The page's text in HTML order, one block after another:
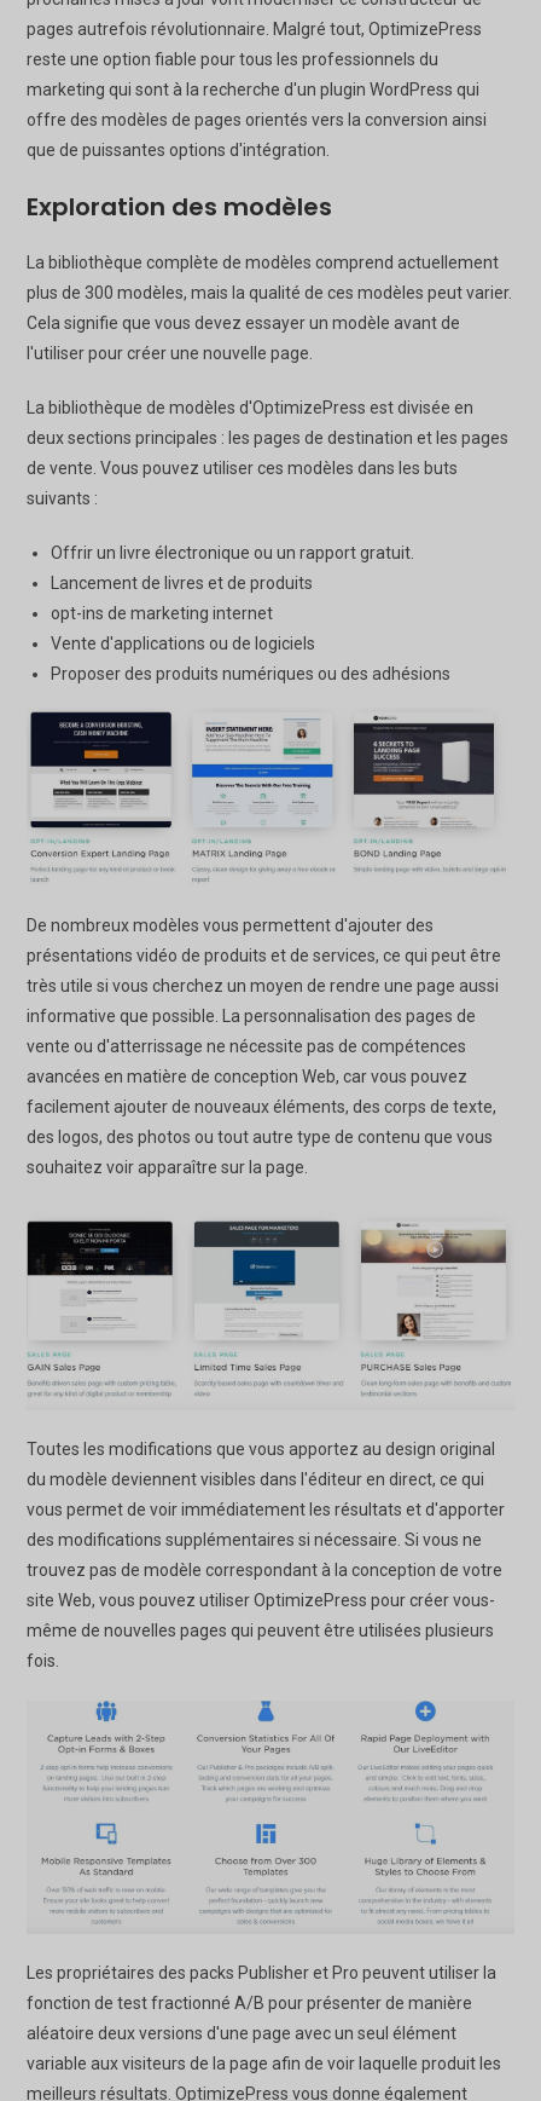
pages autrefois révolutionnaire. Malgré tout, OptimizePress
reste une option fiable pour tous les professionnels du
marketing qui sont à la recherche d'un plugin WordPress qui
offre des modèles de pages orientés vers la conversion ainsi
que de puissantes options d'intégration.
Exploration des modèles
La bibliothèque complète de modèles comprend actuellement
plus de 300 modèles, mais la qualité de ces modèles peut varier.
Cela signifie que vous devez essayer un modèle avant de
l'utiliser pour créer une nouvelle page.
La bibliothèque de modèles d'OptimizePress est divisée en
deux sections principales : les pages de destination et les pages
de vente. Vous pouvez utiliser ces modèles dans les buts
suivants :
Offrir un livre électronique ou un rapport gratuit.
Lancement de livres et de produits
opt-ins de marketing internet
Vente d'applications ou de logiciels
Proposer des produits numériques ou des adhésions
De nombreux modèles vous permettent d'ajouter des
présentations vidéo de produits et de services, ce qui peut être
très utile si vous cherchez un moyen de rendre une page aussi
informative que possible. La personnalisation des pages de
vente ou d'atterrissage ne nécessite pas de compétences
avancées en matière de conception Web, car vous pouvez
facilement ajouter de nouveaux éléments, des corps de texte,
des logos, des photos ou tout autre type de contenu que vous
souhaitez voir apparaître sur la page.
Toutes les modifications que vous apportez au design original
du modèle deviennent visibles dans l'éditeur en direct, ce qui
vous permet de voir immédiatement les résultats et d'apporter
des modifications supplémentaires si nécessaire. Si vous ne
trouvez pas de modèle correspondant à la conception de votre
site Web, vous pouvez utiliser OptimizePress pour créer vous-
même de nouvelles pages qui peuvent être utilisées plusieurs
fois.
Les propriétaires des packs Publisher et Pro peuvent utiliser la
fonction de test fractionné A/B pour présenter de manière
aléatoire deux versions d'une page avec un seul élément
variable aux visiteurs de la page afin de voir laquelle produit les
meilleurs résultats. OptimizePress vous donne également